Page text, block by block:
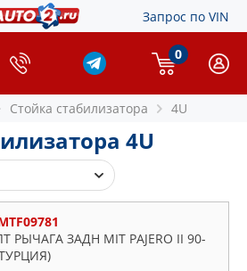
Запрос по VIN
0
Стойка стабилизатора 4U
4U
РЫЧАГА ЗАДН MIT PAJERO II 90-